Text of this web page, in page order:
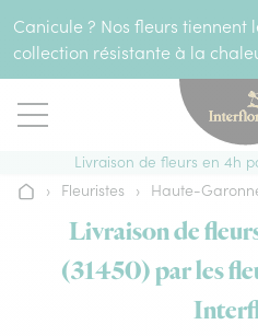
Canicule ? Nos fleurs tiennent
collection résistante à la
Livraison de fleurs en 4h
Accueil
› Fleuristes › Haute-
Livraison de
(31450) par les